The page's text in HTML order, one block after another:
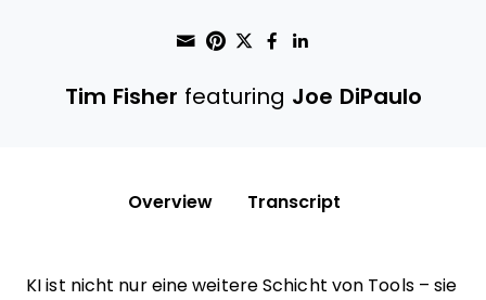
Share through Email
Print this page
Share on Pinterest
Share on Twitter
Share on
Tim Fisher featuring Joe DiPaulo
Overview Transcript
KI ist nicht nur eine weitere Schicht von Tools – sie